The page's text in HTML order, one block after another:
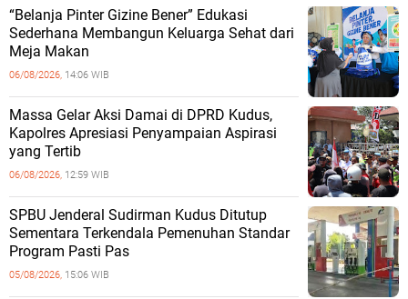
“Belanja Pinter Gizine Bener” Edukasi
Sederhana Membangun Keluarga Sehat dari
Meja Makan
06/08/2026, 14:06 WIB
Massa Gelar Aksi Damai di DPRD Kudus,
Kapolres Apresiasi Penyampaian Aspirasi
yang Tertib
06/08/2026, 12:59 WIB
SPBU Jenderal Sudirman Kudus Ditutup
Sementara Terkendala Pemenuhan Standar
Program Pasti Pas
05/08/2026, 15:06 WIB